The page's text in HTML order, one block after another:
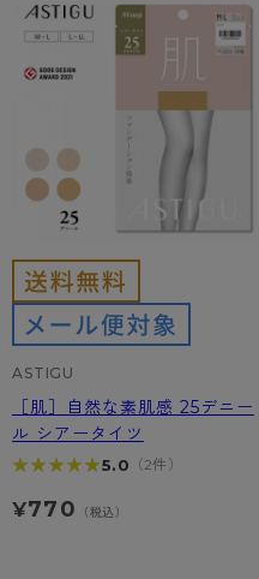
ASTIGU
［肌］自然な素肌感 25デニー
ル シアータイツ
★★★★★
★★★★★5.0 （2件）
¥770 （税込）